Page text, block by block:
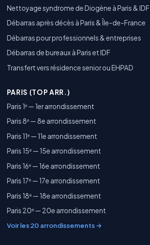
Nettoyage syndrome de Diogène à Paris & IDF
Débarras après décès à Paris & Île-de-France
Débarras pour professionnels & entreprises
Débarras de bureaux à Paris et IDF
Transfert vers résidence senior ou EHPAD
PARIS (TOP ARR.)
Paris 1ᵉ — 1er arrondissement
Paris 8ᵉ — 8e arrondissement
Paris 11ᵉ — 11e arrondissement
Paris 15ᵉ — 15e arrondissement
Paris 16ᵉ — 16e arrondissement
Paris 17ᵉ — 17e arrondissement
Paris 18ᵉ — 18e arrondissement
Paris 20ᵉ — 20e arrondissement
Voir les 20 arrondissements →